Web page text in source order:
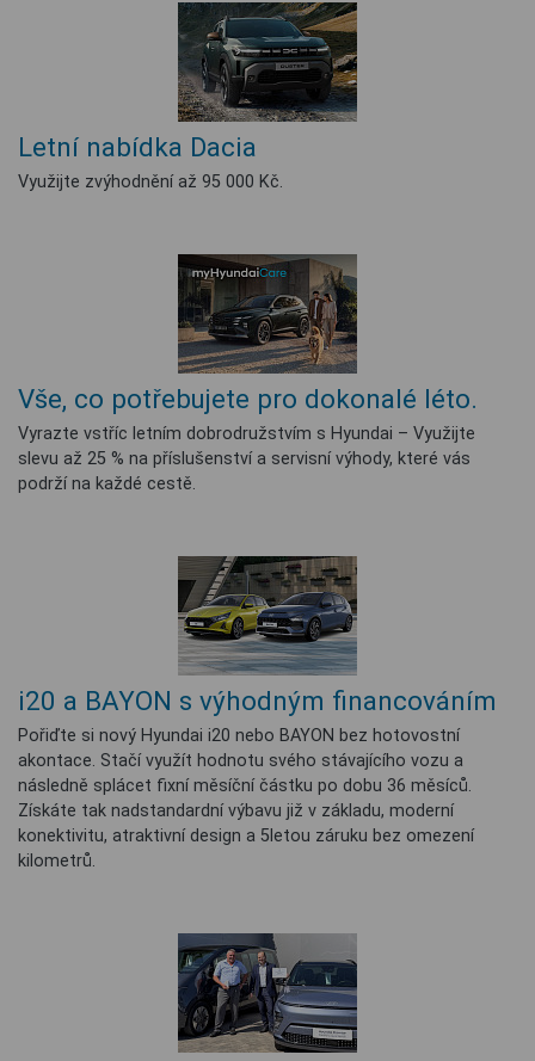
Letní nabídka Dacia
Využijte zvýhodnění až 95 000 Kč.
Vše, co potřebujete pro dokonalé léto.
Vyrazte vstříc letním dobrodružstvím s Hyundai – Využijte
slevu až 25 % na příslušenství a servisní výhody, které vás
podrží na každé cestě.
i20 a BAYON s výhodným financováním
Pořiďte si nový Hyundai i20 nebo BAYON bez hotovostní
akontace. Stačí využít hodnotu svého stávajícího vozu a
následně splácet fixní měsíční částku po dobu 36 měsíců.
Získáte tak nadstandardní výbavu již v základu, moderní
konektivitu, atraktivní design a 5letou záruku bez omezení
kilometrů.